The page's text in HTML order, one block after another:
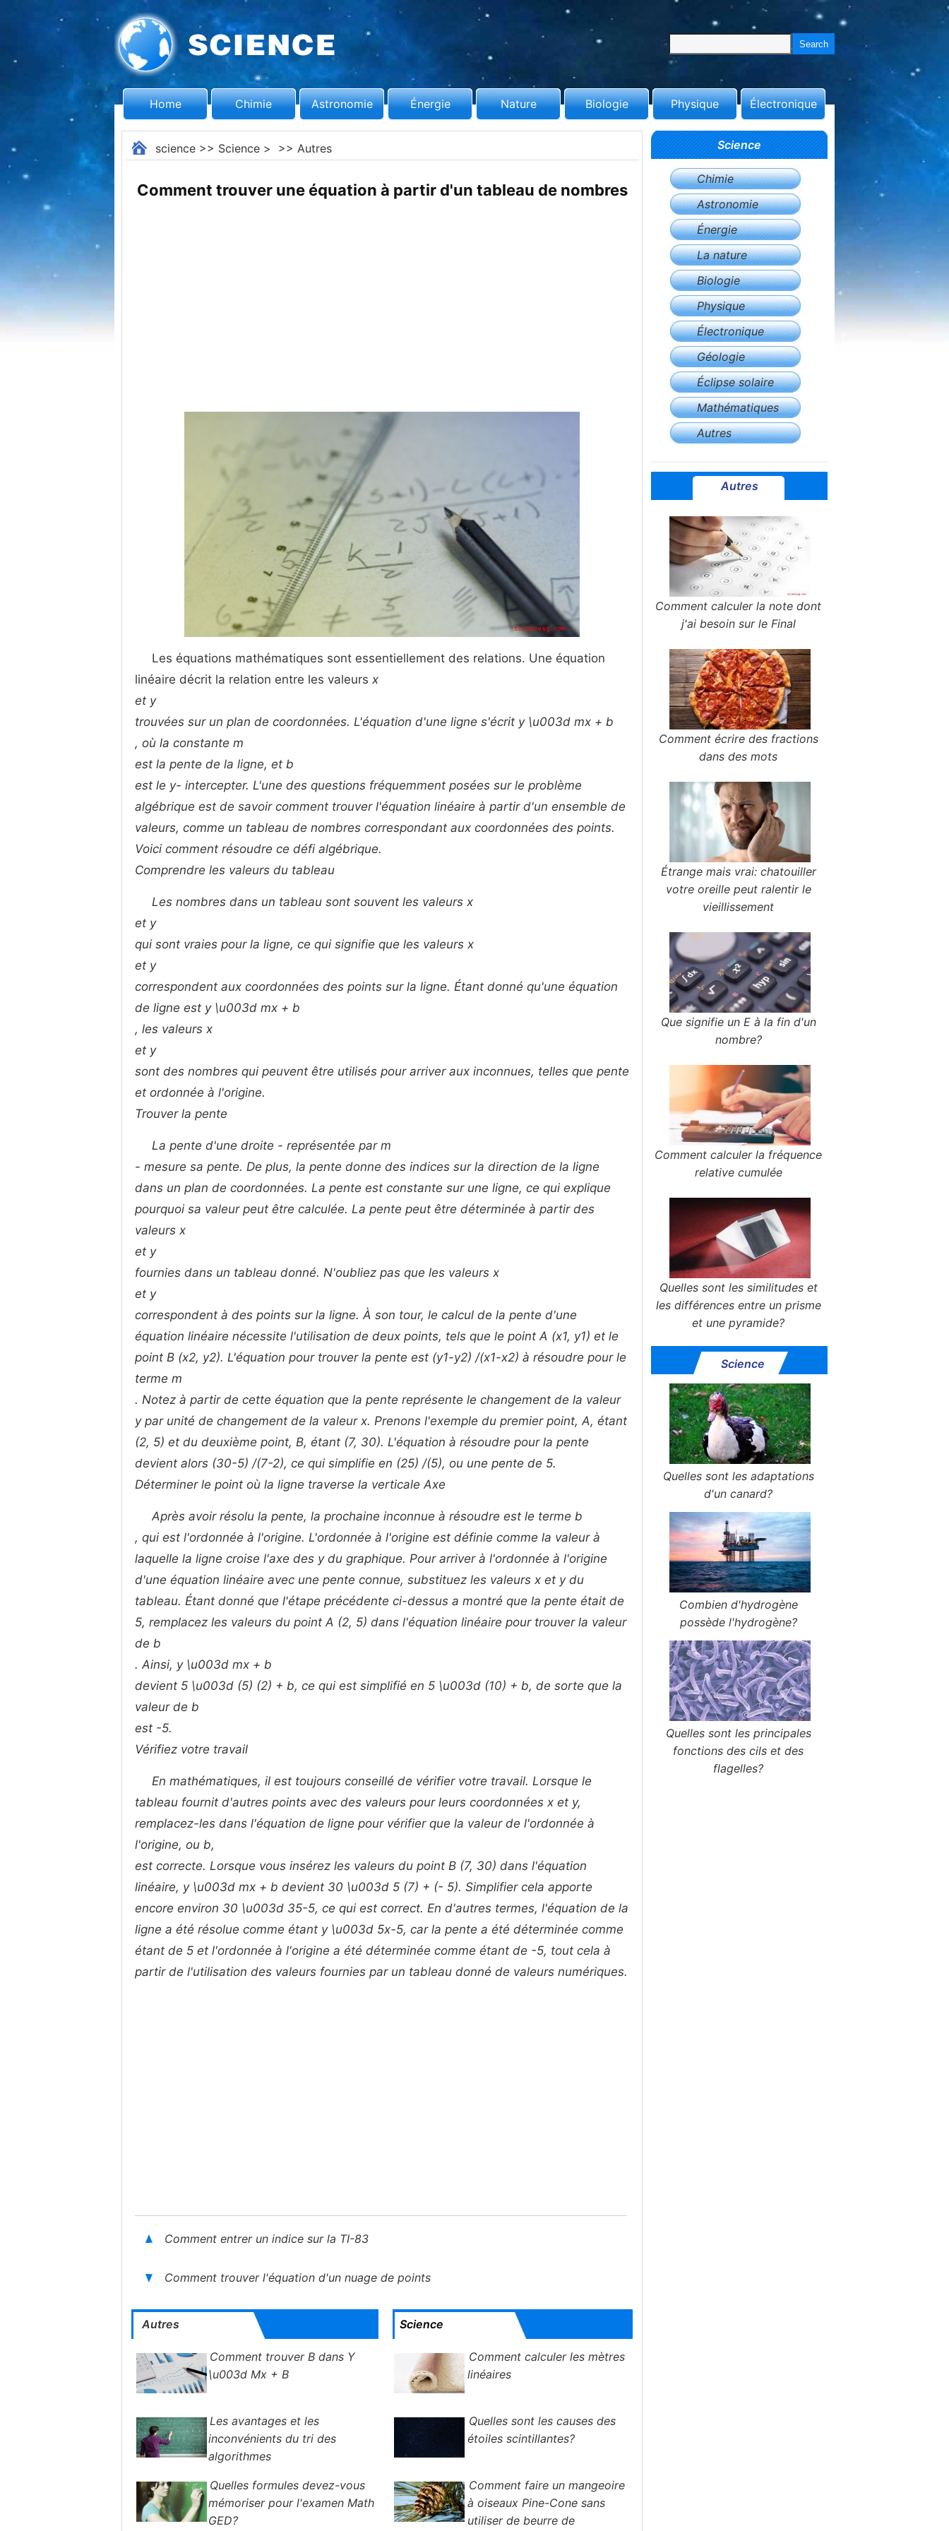
Home Chimie Astronomie Énergie Nature Biologie Physique Électronique
science>> Science> >> Autres
Comment trouver une équation à partir d'un tableau de nombres
Les équations mathématiques sont essentiellement des relations. Une équation
linéaire décrit la relation entre les valeurs x
et y
trouvées sur un plan de coordonnées. L'équation d'une ligne s'écrit y \u003d mx + b
, où la constante m
est la pente de la ligne, et b
est le y- intercepter. L'une des questions fréquemment posées sur le problème
algébrique est de savoir comment trouver l'équation linéaire à partir d'un ensemble de
valeurs, comme un tableau de nombres correspondant aux coordonnées des points.
Voici comment résoudre ce défi algébrique.
Comprendre les valeurs du tableau
Les nombres dans un tableau sont souvent les valeurs x
et y
qui sont vraies pour la ligne, ce qui signifie que les valeurs x
et y
correspondent aux coordonnées des points sur la ligne. Étant donné qu'une équation
de ligne est y \u003d mx + b
, les valeurs x
et y
sont des nombres qui peuvent être utilisés pour arriver aux inconnues, telles que pente
et ordonnée à l'origine.
Trouver la pente
La pente d'une droite - représentée par m
- mesure sa pente. De plus, la pente donne des indices sur la direction de la ligne
dans un plan de coordonnées. La pente est constante sur une ligne, ce qui explique
pourquoi sa valeur peut être calculée. La pente peut être déterminée à partir des
valeurs x
et y
fournies dans un tableau donné. N'oubliez pas que les valeurs x
et y
correspondent à des points sur la ligne. À son tour, le calcul de la pente d'une
équation linéaire nécessite l'utilisation de deux points, tels que le point A (x1, y1) et le
point B (x2, y2). L'équation pour trouver la pente est (y1-y2) /(x1-x2) à résoudre pour le
terme m
. Notez à partir de cette équation que la pente représente le changement de la valeur
y par unité de changement de la valeur x. Prenons l'exemple du premier point, A, étant
(2, 5) et du deuxième point, B, étant (7, 30). L'équation à résoudre pour la pente
devient alors (30-5) /(7-2), ce qui simplifie en (25) /(5), ou une pente de 5.
Déterminer le point où la ligne traverse la verticale Axe
Après avoir résolu la pente, la prochaine inconnue à résoudre est le terme b
, qui est l'ordonnée à l'origine. L'ordonnée à l'origine est définie comme la valeur à
laquelle la ligne croise l'axe des y du graphique. Pour arriver à l'ordonnée à l'origine
d'une équation linéaire avec une pente connue, substituez les valeurs x et y du
tableau. Étant donné que l'étape précédente ci-dessus a montré que la pente était de
5, remplacez les valeurs du point A (2, 5) dans l'équation linéaire pour trouver la valeur
de b
. Ainsi, y \u003d mx + b
devient 5 \u003d (5) (2) + b, ce qui est simplifié en 5 \u003d (10) + b, de sorte que la
valeur de b
est -5.
Vérifiez votre travail
En mathématiques, il est toujours conseillé de vérifier votre travail. Lorsque le
tableau fournit d'autres points avec des valeurs pour leurs coordonnées x et y,
remplacez-les dans l'équation de ligne pour vérifier que la valeur de l'ordonnée à
l'origine, ou b,
est correcte. Lorsque vous insérez les valeurs du point B (7, 30) dans l'équation
linéaire, y \u003d mx + b devient 30 \u003d 5 (7) + (- 5). Simplifier cela apporte
encore environ 30 \u003d 35-5, ce qui est correct. En d'autres termes, l'équation de la
ligne a été résolue comme étant y \u003d 5x-5, car la pente a été déterminée comme
étant de 5 et l'ordonnée à l'origine a été déterminée comme étant de -5, tout cela à
partir de l'utilisation des valeurs fournies par un tableau donné de valeurs numériques.
Comment entrer un indice sur la TI-83
Comment trouver l'équation d'un nuage de points
Autres
Comment trouver B dans Y
\u003d Mx + B
Les avantages et les
inconvénients du tri des
algorithmes
Quelles formules devez-vous
mémoriser pour l'examen Math
GED?
Science
Comment calculer les mètres
linéaires
Quelles sont les causes des
étoiles scintillantes?
Comment faire un mangeoire
à oiseaux Pine-Cone sans
utiliser de beurre de
Science
Chimie
Astronomie
Énergie
La nature
Biologie
Physique
Électronique
Géologie
Éclipse solaire
Mathématiques
Autres
Autres
Comment calculer la note dont
j'ai besoin sur le Final
Comment écrire des fractions
dans des mots
Étrange mais vrai: chatouiller
votre oreille peut ralentir le
vieillissement
Que signifie un E à la fin d'un
nombre?
Comment calculer la fréquence
relative cumulée
Quelles sont les similitudes et
les différences entre un prisme
et une pyramide?
Science
Quelles sont les adaptations
d'un canard?
Combien d'hydrogène
possède l'hydrogène?
Quelles sont les principales
fonctions des cils et des
flagelles?